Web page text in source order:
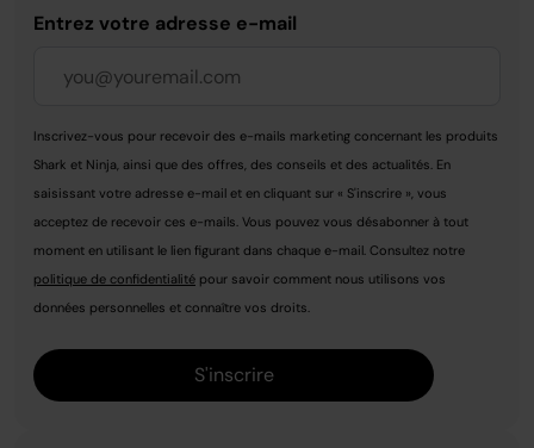
Entrez votre adresse e-mail
Inscrivez-vous pour recevoir des e-mails marketing concernant les produits
Shark et Ninja, ainsi que des offres, des conseils et des actualités. En
saisissant votre adresse e-mail et en cliquant sur « S'inscrire », vous
acceptez de recevoir ces e-mails. Vous pouvez vous désabonner à tout
moment en utilisant le lien figurant dans chaque e-mail. Consultez notre
politique de confidentialité pour savoir comment nous utilisons vos
données personnelles et connaître vos droits.
S'inscrire